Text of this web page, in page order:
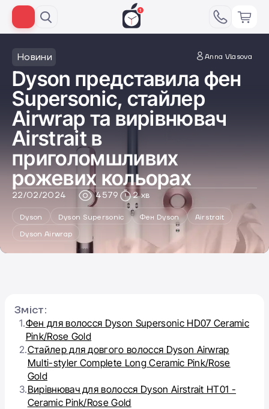
Новини Anna Vlasova
Dyson представила фен
Supersonic, стайлер
Airwrap та вирівнювач
Airstrait в
приголомшливих
рожевих кольорах
22/02/2024 4579 2 хв
Dyson Dyson Supersonic Фен Dyson
Airstrait
Dyson Airwrap
Зміст:
1.Фен для волосся Dyson Supersonic HD07 Ceramic
Pink/Rose Gold
2.Стайлер для довгого волосся Dyson Airwrap
Multi-styler Complete Long Ceramic Pink/Rose
Gold
3.Вирівнювач для волосся Dyson Airstrait HT01 -
Ceramic Pink/Rose Gold